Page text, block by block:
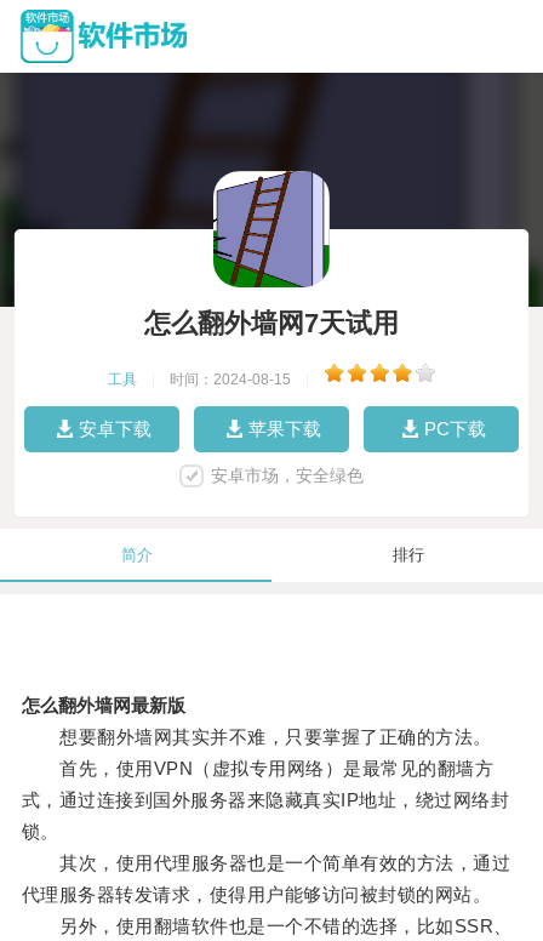
怎么翻外墙网7天试用
工具 时间：2024-08-15
安卓下载 苹果下载 PC下载
安卓市场，安全绿色
简介 排行
怎么翻外墙网最新版
想要翻外墙网其实并不难，只要掌握了正确的方法。
首先，使用VPN（虚拟专用网络）是最常见的翻墙方
式，通过连接到国外服务器来隐藏真实IP地址，绕过网络封
锁。
其次，使用代理服务器也是一个简单有效的方法，通过
代理服务器转发请求，使得用户能够访问被封锁的网站。
另外，使用翻墙软件也是一个不错的选择，比如SSR、